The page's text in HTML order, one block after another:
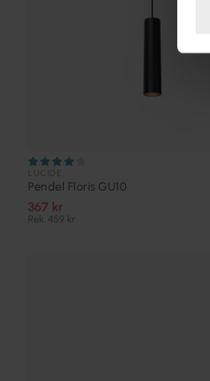
Pendel Floris GU10
367 kr
Rek. 459 kr